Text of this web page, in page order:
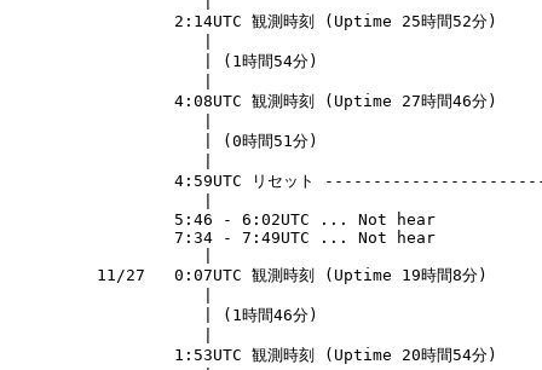
2:14UTC 観測時刻 (Uptime 25時間52分)
| (1時間54分)
4:08UTC 観測時刻 (Uptime 27時間46分)
| (0時間51分)
4:59UTC リセット
5:46 - 6:02UTC ... Not hear
7:34 - 7:49UTC ... Not hear
11/27   0:07UTC 観測時刻 (Uptime 19時間8分)
| (1時間46分)
1:53UTC 観測時刻 (Uptime 20時間54分)